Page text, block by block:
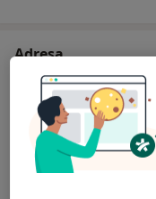
Adresa
Sam.
Nade Mlýnkem